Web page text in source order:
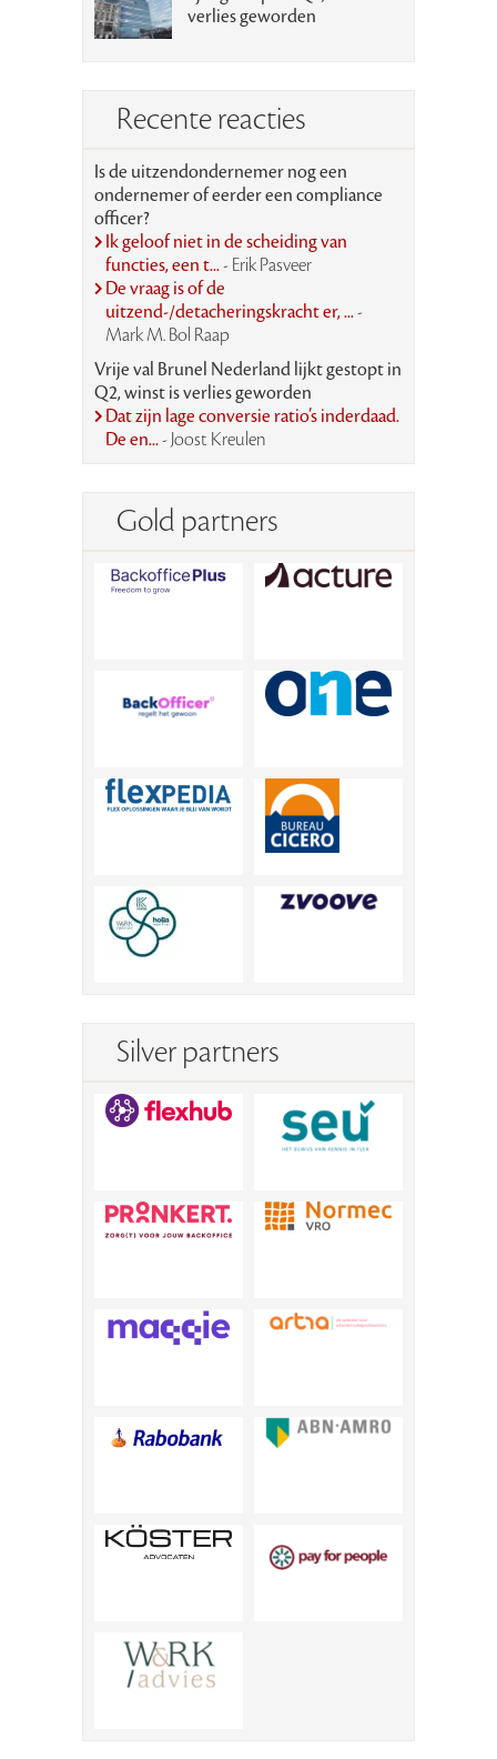
verlies geworden
Recente reacties
Is de uitzendondernemer nog een
ondernemer of eerder een compliance
officer?
Ik geloof niet in de scheiding van
functies, een t...- Erik Pasveer
De vraag is of de
uitzend-/detacheringskracht er, ...-
Mark M. Bol Raap
Vrije val Brunel Nederland lijkt gestopt in
Q2, winst is verlies geworden
Dat zijn lage conversie ratio’s inderdaad.
De en...- Joost Kreulen
Gold partners
Silver partners